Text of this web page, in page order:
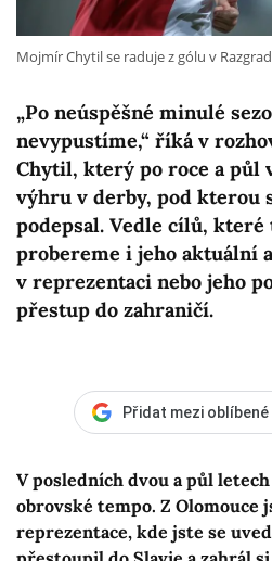
„Po neúspěšné minulé
nevypustíme,“ říká v
Chytil, který po roce a půl
výhru v derby, pod kterou
podepsal. Vedle cílů, které
probereme i jeho aktuální
v reprezentaci nebo jeho
přestup do zahraničí.
Mojmír Chytil se raduje z gólu v
Přidat mezi
V posledních dvou a půl
obrovské tempo. Z Olomouce
reprezentace, kde jste se